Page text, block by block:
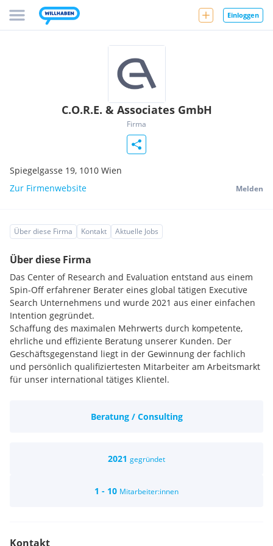
Einloggen
C.O.R.E. & Associates GmbH
Firma
Spiegelgasse 19, 1010 Wien
Zur Firmenwebsite
Melden
Über diese Firma Kontakt Aktuelle Jobs
Über diese Firma
Das Center of Research and Evaluation entstand aus einem
Spin-Off erfahrener Berater eines global tätigen Executive
Search Unternehmens und wurde 2021 aus einer einfachen
Intention gegründet.
Schaffung des maximalen Mehrwerts durch kompetente,
ehrliche und effiziente Beratung unserer Kunden. Der
Geschäftsgegenstand liegt in der Gewinnung der fachlich
und persönlich qualifiziertesten Mitarbeiter am Arbeitsmarkt
für unser international tätiges Klientel.
professionelles und gepflegtes Auftreten als
Dienstleistungsorientierung sowie Flexibiltät im
vertrauenswürdige, integere Persönlichkeiten.
Beratung / Consulting
2021 gegründet
1 - 10 Mitarbeiter:innen
Kontakt